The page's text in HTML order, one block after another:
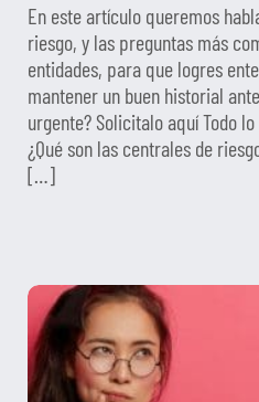
En este artículo queremos
riesgo, y las preguntas más
entidades, para que logres
mantener un buen historial
urgente? Solicitalo aquí Todo
¿Qué son las centrales de
[…]